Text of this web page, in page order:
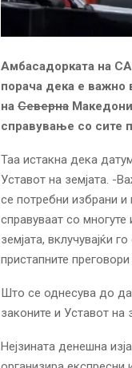
Амбасадорката на
порача дека е важно
на Северна
справување со сите
Таа истакна дека
Уставот на земјата. -
се потребни избрани
справуваат со
земјата, вклучувајќи
пристапните
Што се однесува до
законите и Уставот на
Нејзината денешна